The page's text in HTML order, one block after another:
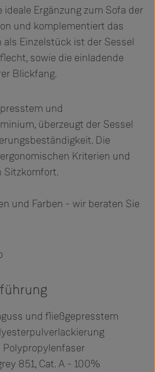
ideale Ergänzung zum Sofa der
und komplementiert das
als Einzelstück ist der Sessel
sowie die einladende
Blickfang.
und
überzeugt der Sessel
Die
Kriterien und
Sitzkomfort.
und Farben - wir beraten Sie
und fließgepresstem
851, Cat. A - 100%